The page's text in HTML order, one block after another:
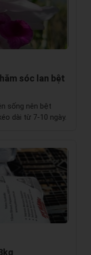
sóc lan bệt
sống nên bệt
dài từ 7-10 ngày.
3kg